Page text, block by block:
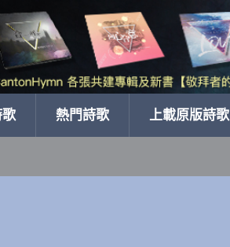
熱門詩歌 上載原版詩歌